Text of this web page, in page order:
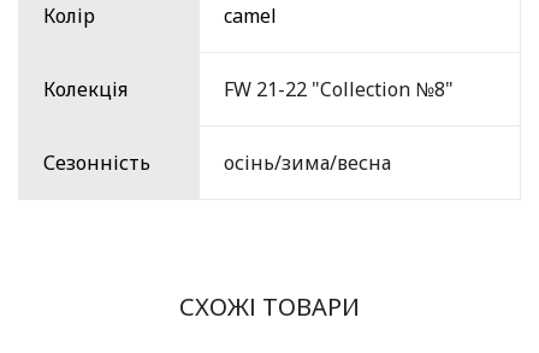
Колір camel
Колекція FW 21-22 "Collection №8"
Сезонність осінь/зима/весна
СХОЖІ ТОВАРИ